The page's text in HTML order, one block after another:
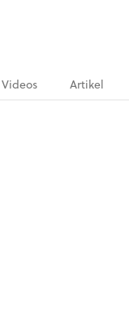
Videos Artikel